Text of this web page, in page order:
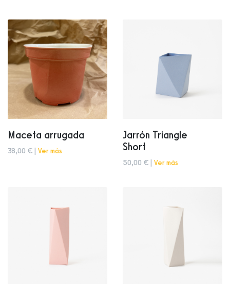
Maceta arrugada
38,00 € | Ver más
Jarrón Triangle
Short
50,00 € | Ver más